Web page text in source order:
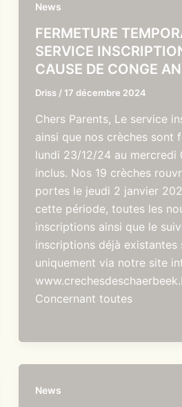
News
FERMETURE
SERVICE
CAUSE DE CONGE
Driss / 17 décembre 2024
Chers Parents, Le service
ainsi que nos crèches sont
lundi 23/12/24 au mercredi
inclus. Nos 19 crèches
portes le jeudi 2 janvier
cette période, toutes les
inscriptions ainsi que le
inscriptions déjà existantes
uniquement via notre site
Concernant toutes
News